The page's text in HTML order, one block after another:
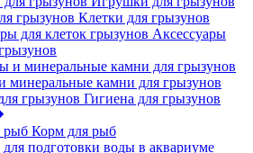
Клетки для грызунов
Аксессуары
минеральные камни для грызунов
Гигиена для грызунов
Корм для рыб